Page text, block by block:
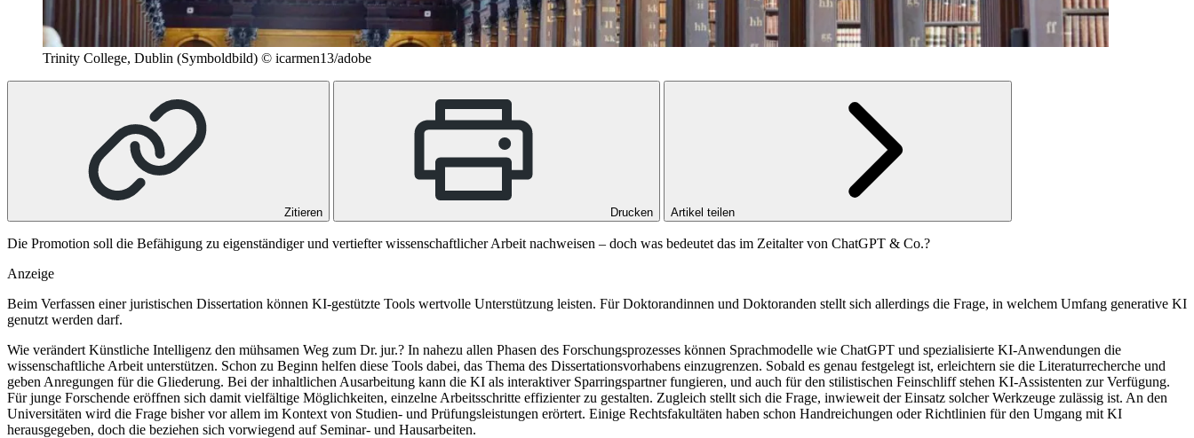
Trinity College, Dublin (Symboldbild) © icarmen13/adobe
Zitieren Drucken Artikel teilen
Die Promotion soll die Befähigung zu eigenständiger und vertiefter wissenschaftlicher Arbeit nachweisen – doch was bedeutet das im Zeitalter von ChatGPT & Co.?
Anzeige
Beim Verfassen einer juristischen Dissertation können KI-gestützte Tools wertvolle Unterstützung leisten. Für Doktorandinnen und Doktoranden stellt sich allerdings die Frage, in welchem Umfang generative KI
genutzt werden darf.
Wie verändert Künstliche Intelligenz den mühsamen Weg zum Dr. jur.? In nahezu allen Phasen des Forschungsprozesses können Sprachmodelle wie ChatGPT und spezialisierte KI-Anwendungen die
wissenschaftliche Arbeit unterstützen. Schon zu Beginn helfen diese Tools dabei, das Thema des Dissertationsvorhabens einzugrenzen. Sobald es genau festgelegt ist, erleichtern sie die Literaturrecherche und
geben Anregungen für die Gliederung. Bei der inhaltlichen Ausarbeitung kann die KI als interaktiver Sparringspartner fungieren, und auch für den stilistischen Feinschliff stehen KI-Assistenten zur Verfügung.
Für junge Forschende eröffnen sich damit vielfältige Möglichkeiten, einzelne Arbeitsschritte effizienter zu gestalten. Zugleich stellt sich die Frage, inwieweit der Einsatz solcher Werkzeuge zulässig ist. An den
Universitäten wird die Frage bisher vor allem im Kontext von Studien- und Prüfungsleistungen erörtert. Einige Rechtsfakultäten haben schon Handreichungen oder Richtlinien für den Umgang mit KI
herausgegeben, doch die beziehen sich vorwiegend auf Seminar- und Hausarbeiten.